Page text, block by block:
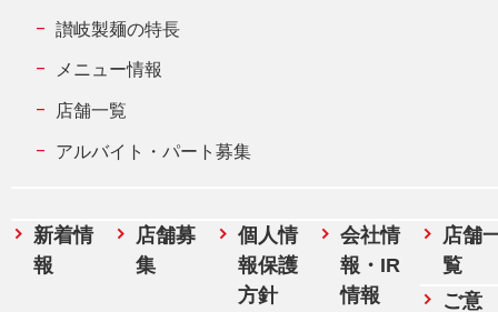
讃岐製麺の特長
メニュー情報
店舗一覧
アルバイト・パート募集
新着情
報
店舗募
集
個人情
報保護
方針
会社情
報・IR
情報
店舗
覧
ご意